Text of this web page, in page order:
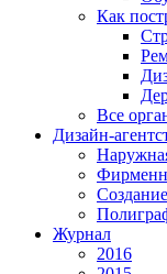
Как
Все
Дизайн-
Журнал
2016